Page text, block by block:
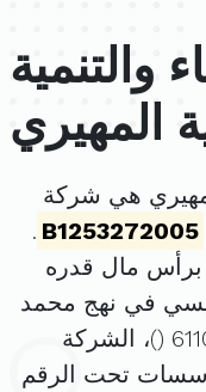
والتنمية
المهيري
هي شركة
B1253272005
.
في نهج محمد
)، الشركة
تحت الرقم